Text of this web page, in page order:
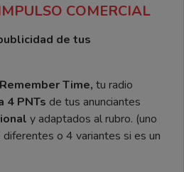
COMERCIAL
de tus
Remember Time, tu radio
4 PNTs de tus anunciantes
y adaptados al rubro. (uno
o 4 variantes si es un